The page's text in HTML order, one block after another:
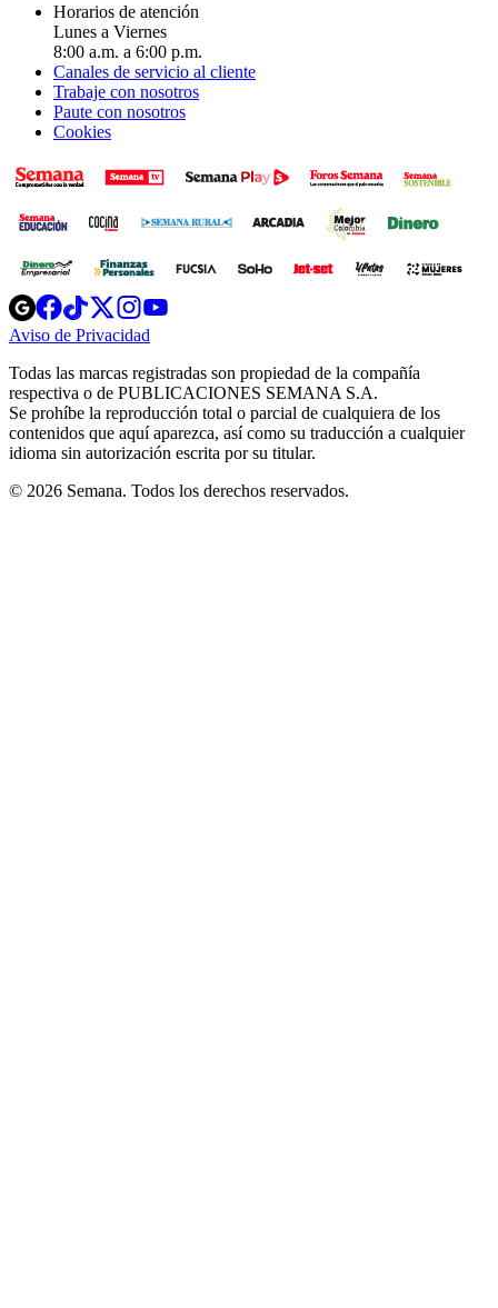
Horarios de atención
Lunes a Viernes
8:00 a.m. a 6:00 p.m.
Canales de servicio al cliente
Trabaje con nosotros
Paute con nosotros
Cookies
Opens
in
new
Opens
in
new
Opens
in
new
window
Opens
new
windowwindow
Aviso de Privacidad
new
window
Todas las marcas registradas son propiedad de la compañía
respectiva o de PUBLICACIONES SEMANA S.A.
Se prohíbe la reproducción total o parcial de cualquiera de los
contenidos que aquí aparezca, así como su traducción a cualquier
idioma sin autorización escrita por su titular.
© 2026 Semana. Todos los derechos reservados.